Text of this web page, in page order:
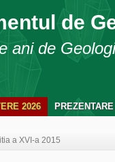
de
ani de
2026 PREZENTARE
a XVI-a 2015